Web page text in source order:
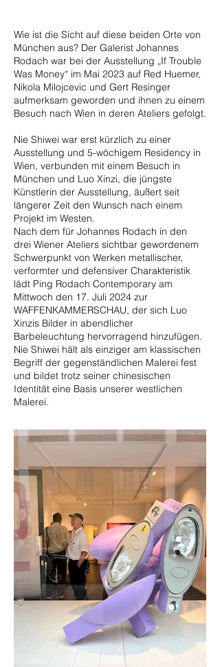
Wie ist die Sicht auf diese beiden Orte von
München aus? Der Galerist Johannes
Rodach war bei der Ausstellung „If Trouble
Was Money“ im Mai 2023 auf Red Huemer,
Nikola Milojcevic und Gert Resinger
aufmerksam geworden und ihnen zu einem
Besuch nach Wien in deren Ateliers gefolgt.
Nie Shiwei war erst kürzlich zu einer
Ausstellung und 5-wöchigem Residency in
Wien, verbunden mit einem Besuch in
München und Luo Xinzi, die jüngste
Künstlerin der Ausstellung, äußert seit
längerer Zeit den Wunsch nach einem
Projekt im Westen.
Nach dem für Johannes Rodach in den
drei Wiener Ateliers sichtbar gewordenem
Schwerpunkt von Werken metallischer,
verformter und defensiver Charakteristik
lädt Ping Rodach Contemporary am
Mittwoch den 17. Juli 2024 zur
WAFFENKAMMERSCHAU, der sich Luo
Xinzis Bilder in abendlicher
Barbeleuchtung hervorragend hinzufügen.
Nie Shiwei hält als einziger am klassischen
Begriff der gegenständlichen Malerei fest
und bildet trotz seiner chinesischen
Identität eine Basis unserer westlichen
Malerei.